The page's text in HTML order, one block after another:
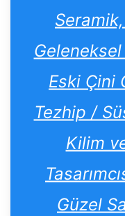
Seramik,
Geleneksel
Eski Çini
Tezhip /
Kilim
Güzel